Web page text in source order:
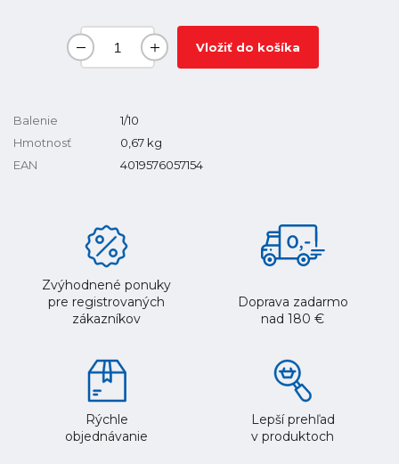
Vložiť do košíka
Balenie
1/10
Hmotnosť
0,67 kg
EAN
4019576057154
Zvýhodnené ponuky
pre registrovaných
zákazníkov
Doprava zadarmo
nad 180 €
Rýchle
objednávanie
Lepší prehľad
v produktoch